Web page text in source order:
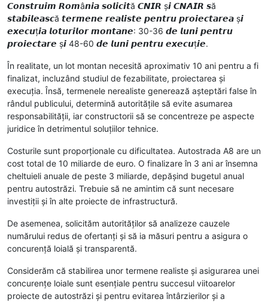
𝘾𝙤𝙣𝙨𝙩𝙧𝙪𝙞𝙢 𝙍𝙤𝙢â𝙣𝙞𝙖 𝙨𝙤𝙡𝙞𝙘𝙞𝙩ă 𝘾𝙉𝙄𝙍 ș𝙞 𝘾𝙉𝘼𝙄𝙍 𝙨ă
𝙨𝙩𝙖𝙗𝙞𝙡𝙚𝙖𝙨𝙘ă 𝙩𝙚𝙧𝙢𝙚𝙣𝙚 𝙧𝙚𝙖𝙡𝙞𝙨𝙩𝙚 𝙥𝙚𝙣𝙩𝙧𝙪 𝙥𝙧𝙤𝙞𝙚𝙘𝙩𝙖𝙧𝙚𝙖 ș𝙞
𝙚𝙭𝙚𝙘𝙪ț𝙞𝙖 𝙡𝙤𝙩𝙪𝙧𝙞𝙡𝙤𝙧 𝙢𝙤𝙣𝙩𝙖𝙣𝙚: 30-36 𝙙𝙚 𝙡𝙪𝙣𝙞 𝙥𝙚𝙣𝙩𝙧𝙪
𝙥𝙧𝙤𝙞𝙚𝙘𝙩𝙖𝙧𝙚 ș𝙞 48-60 𝙙𝙚 𝙡𝙪𝙣𝙞 𝙥𝙚𝙣𝙩𝙧𝙪 𝙚𝙭𝙚𝙘𝙪ț𝙞𝙚.
În realitate, un lot montan necesită aproximativ 10 ani pentru a fi
finalizat, incluzând studiul de fezabilitate, proiectarea și
execuția. Însă, termenele nerealiste generează așteptări false în
rândul publicului, determină autoritățile să evite asumarea
responsabilității, iar constructorii să se concentreze pe aspecte
juridice în detrimentul soluțiilor tehnice.
Costurile sunt proporționale cu dificultatea. Autostrada A8 are un
cost total de 10 miliarde de euro. O finalizare în 3 ani ar însemna
cheltuieli anuale de peste 3 miliarde, depășind bugetul anual
pentru autostrăzi. Trebuie să ne amintim că sunt necesare
investiții și în alte proiecte de infrastructură.
De asemenea, solicităm autorităților să analizeze cauzele
numărului redus de ofertanți și să ia măsuri pentru a asigura o
concurență loială și transparentă.
Considerăm că stabilirea unor termene realiste și asigurarea unei
concurențe loiale sunt esențiale pentru succesul viitoarelor
proiecte de autostrăzi și pentru evitarea întârzierilor și a